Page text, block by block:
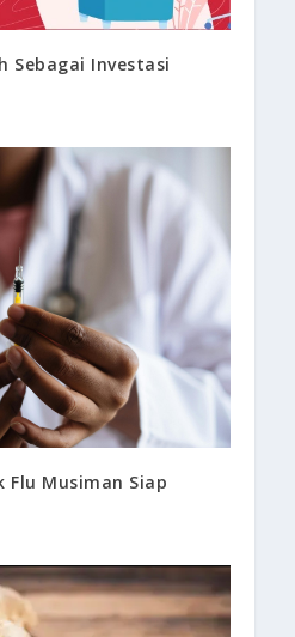
Sebagai Investasi
Musiman Siap